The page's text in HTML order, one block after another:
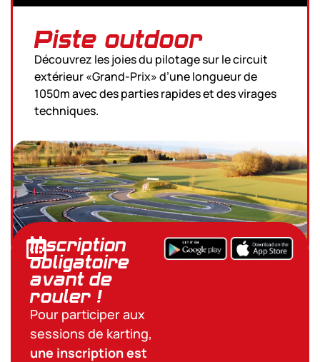
Piste outdoor
Découvrez les joies du pilotage sur le circuit
extérieur «Grand-Prix» d’une longueur de
1050m avec des parties rapides et des virages
techniques.
Inscription
obligatoire
avant de
rouler !
Pour participer aux
sessions de karting,
une inscription est